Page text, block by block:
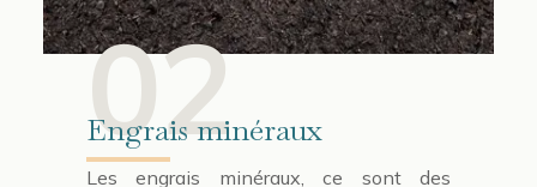
02
Engrais minéraux
Les engrais minéraux, ce sont des